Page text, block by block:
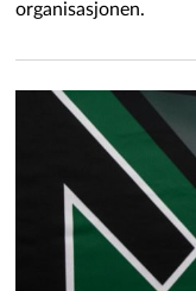
organisasjonen.